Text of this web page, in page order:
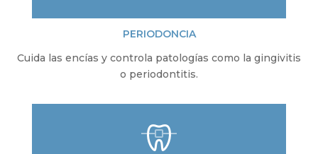
PERIODONCIA
Cuida las encías y controla patologías como la gingivitis
o periodontitis.